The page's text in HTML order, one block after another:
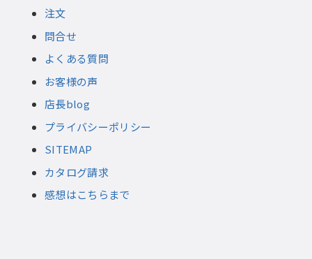
注文
問合せ
よくある質問
お客様の声
店長blog
プライバシーポリシー
SITEMAP
カタログ請求
感想はこちらまで